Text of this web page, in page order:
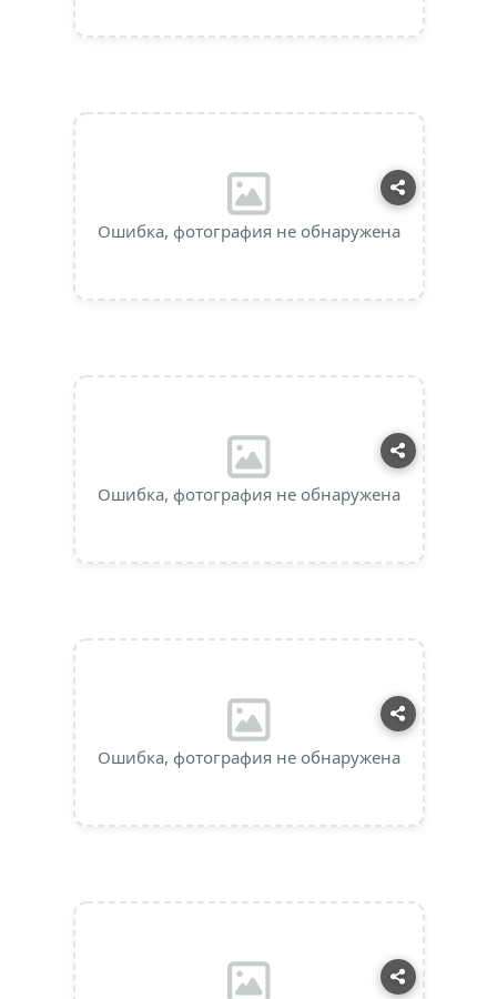
Ошибка, фотография не обнаружена
Ошибка, фотография не обнаружена
Ошибка, фотография не обнаружена